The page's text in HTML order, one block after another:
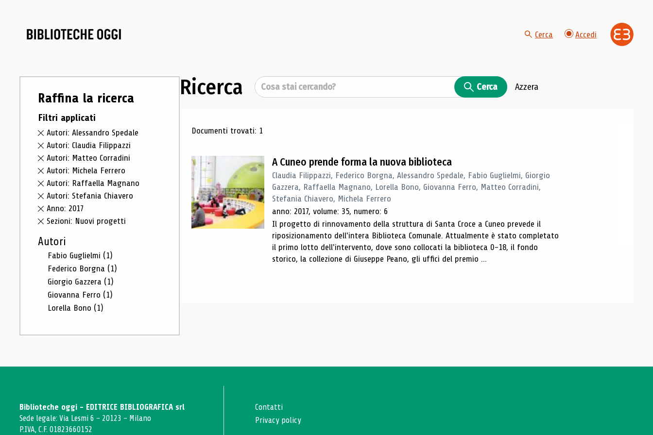
Cerca Accedi
Raffina la ricerca
Filtri applicati
Autori: Alessandro Spedale
Autori: Claudia Filippazzi
Autori: Matteo Corradini
Autori: Michela Ferrero
Autori: Raffaella Magnano
Autori: Stefania Chiavero
Anno: 2017
Sezioni: Nuovi progetti
Autori
Fabio Guglielmi (1)
Federico Borgna (1)
Giorgio Gazzera (1)
Giovanna Ferro (1)
Lorella Bono (1)
Ricerca Cerca Cerca Azzera
Risultati di ricerca
Documenti trovati: 1
A Cuneo prende forma la nuova biblioteca
Claudia Filippazzi, Federico Borgna, Alessandro Spedale, Fabio Guglielmi, Giorgio
Gazzera, Raffaella Magnano, Lorella Bono, Giovanna Ferro, Matteo Corradini,
Stefania Chiavero, Michela Ferrero
anno: 2017, volume: 35, numero: 6
Il progetto di rinnovamento della struttura di Santa Croce a Cuneo prevede il
riposizionamento dell'intera Biblioteca Comunale. Attualmente è stato completato
il primo lotto dell'intervento, dove sono collocati la biblioteca 0-18, il fondo
storico, la collezione di Giuseppe Peano, gli uffici del premio ...
Biblioteche oggi - EDITRICE BIBLIOGRAFICA srl
Sede legale: Via Lesmi 6 - 20123 - Milano
P.IVA, C.F. 01823660152
Contatti
Privacy policy